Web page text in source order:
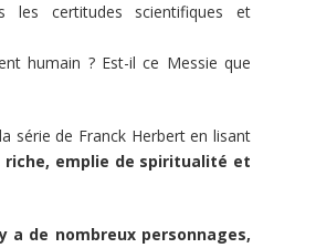
les certitudes scientifiques et
humain ? Est-il ce Messie que
série de Franck Herbert en lisant
emplie de spiritualité et
a de nombreux personnages,